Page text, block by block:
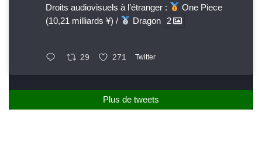
Droits audiovisuels à l’étranger :
One Piece
(10,21 milliards ¥) /
Dragon 2
29 271 Twitter
Plus de tweets